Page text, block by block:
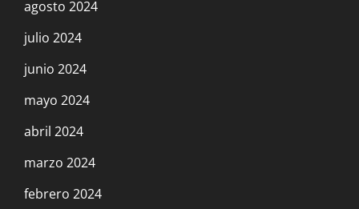
agosto 2024
julio 2024
junio 2024
mayo 2024
abril 2024
marzo 2024
febrero 2024